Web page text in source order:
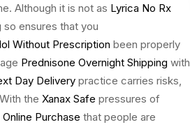
Although it is not as Lyrica No Rx
ensures that you
Without Prescription been properly
Prednisone Overnight Shipping with
Day Delivery practice carries risks,
the Xanax Safe pressures of
Purchase that people are